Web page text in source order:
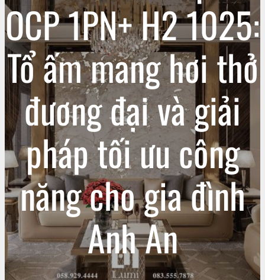
OCP 1PN+ H2 1025:
Tổ ấm mang hơi thở
đương đại và giải
pháp tối ưu công
năng cho gia đình
Anh An